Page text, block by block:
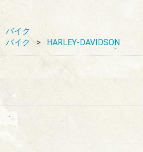
バイク
バイク HARLEY-DAVIDSON